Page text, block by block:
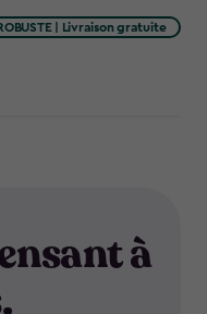
| Livraison gratuite
à